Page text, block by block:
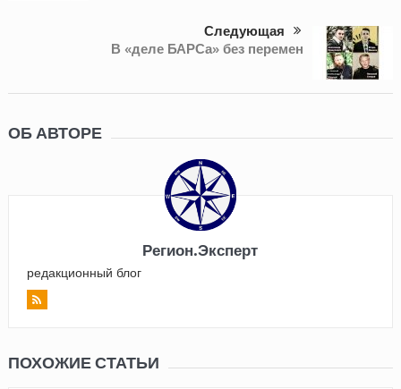
Следующая
В «деле БАРСа» без перемен
ОБ АВТОРЕ
Регион.Эксперт
редакционный блог
ПОХОЖИЕ СТАТЬИ